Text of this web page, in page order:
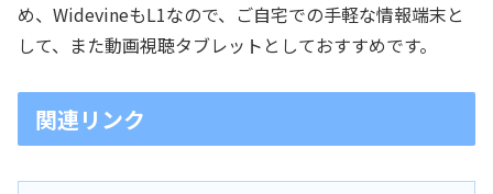
め、WidevineもL1なので、ご自宅での手軽な情報端末と
して、また動画視聴タブレットとしておすすめです。
関連リンク